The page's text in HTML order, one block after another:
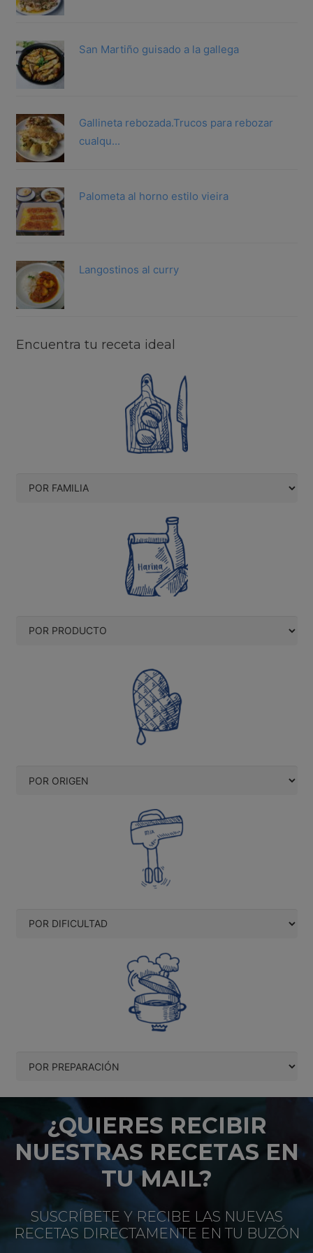
San Martiño guisado a la gallega
Gallineta rebozada.Trucos para rebozar
cualqu...
Palometa al horno estilo vieira
Langostinos al curry
Encuentra tu receta ideal
¿QUIERES RECIBIR
NUESTRAS RECETAS EN
TU MAIL?
SUSCRÍBETE Y RECIBE LAS NUEVAS
RECETAS DIRECTAMENTE EN TU BUZÓN